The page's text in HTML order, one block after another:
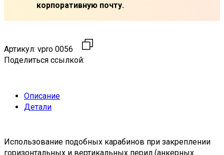
корпоративную почту.
Артикул: vpro 0056
Поделиться ссылкой:
Описание
Детали
Использование подобных карабинов при закреплении
горизонтальных и вертикальных перил (анкерных